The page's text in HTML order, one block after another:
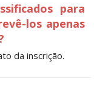
para
los apenas
da inscrição.